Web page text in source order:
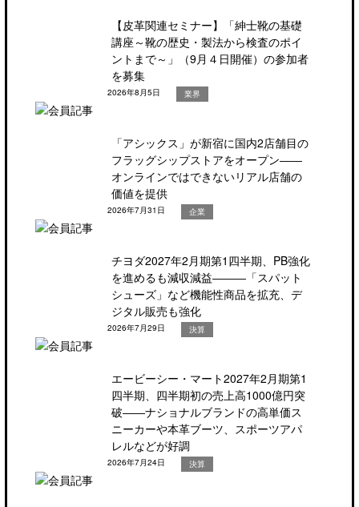
【皮革関連セミナー】「紳士靴の基礎
講座～靴の歴史・製法から検査のポイ
ントまで～」（9月４日開催）の参加者
を募集
2026年8月5日 業界
「アシックス」が新宿に国内2店舗目の
フラッグシップストアをオープン――
オンラインではできないリアル店舗の
価値を提供
2026年7月31日 企業
チヨダ2027年2月期第1四半期、PB強化
を進めるも減収減益―――「スパット
シューズ」など機能性商品を拡充、デ
ジタル販売も強化
2026年7月29日 決算
エービーシー・マート2027年2月期第1
四半期、四半期初の売上高1000億円突
破――ナショナルブランドの高単価ス
ニーカーや本革ブーツ、スポーツアパ
レルなどが好調
2026年7月24日 決算